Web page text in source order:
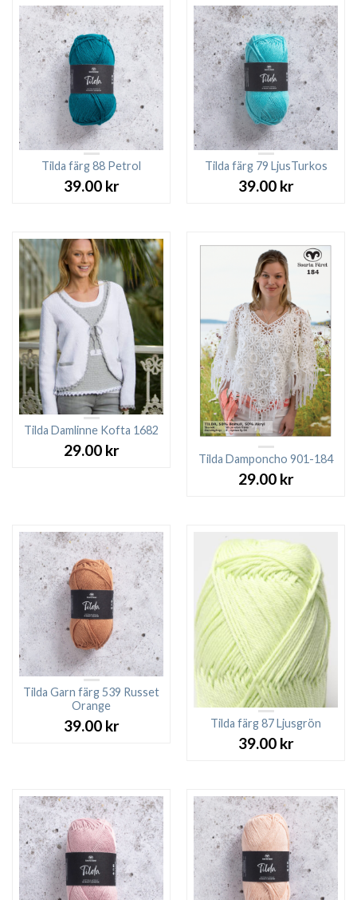
Tilda färg 88 Petrol
39.00 kr
Tilda färg 79 LjusTurkos
39.00 kr
Tilda Damlinne Kofta 1682
29.00 kr Tilda Damponcho 901-184
29.00 kr
Tilda Garn färg 539 Russet
Orange
39.00 kr Tilda färg 87 Ljusgrön
39.00 kr